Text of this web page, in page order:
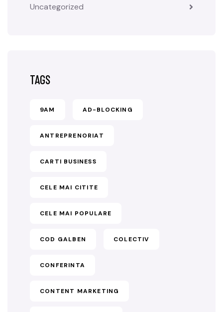
Uncategorized
TAGS
9AM AD-BLOCKING
ANTREPRENORIAT
CARTI BUSINESS
CELE MAI CITITE
CELE MAI POPULARE
COD GALBEN COLECTIV
CONFERINTA
CONTENT MARKETING